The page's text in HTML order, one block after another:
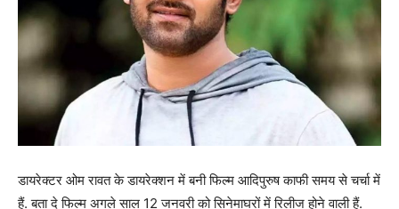
डायरेक्टर ओम रावत के डायरेक्शन में बनी फिल्म आदिपुरुष काफी समय से चर्चा में
हैं. बता दे फिल्म अगले साल 12 जनवरी को सिनेमाघरों में रिलीज होने वाली हैं.